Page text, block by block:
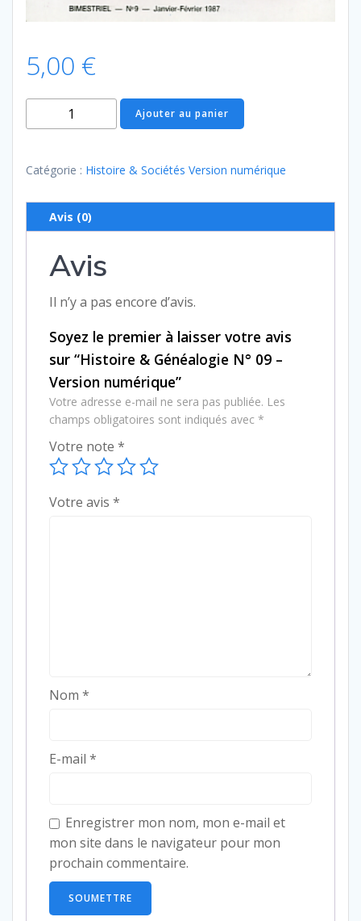
5,00 €
quantité
de
&
N°
09
Version
Ajouter au panier
Catégorie : Histoire & Sociétés Version numérique
Avis (0)
Avis
Il n’y a pas encore d’avis.
Soyez le premier à laisser votre avis
sur “Histoire & Généalogie N° 09 –
Version numérique”
Votre adresse e-mail ne sera pas publiée. Les
champs obligatoires sont indiqués avec *
Votre note *
Votre avis *
Nom *
E-mail *
Enregistrer mon nom, mon e-mail et
mon site dans le navigateur pour mon
prochain commentaire.